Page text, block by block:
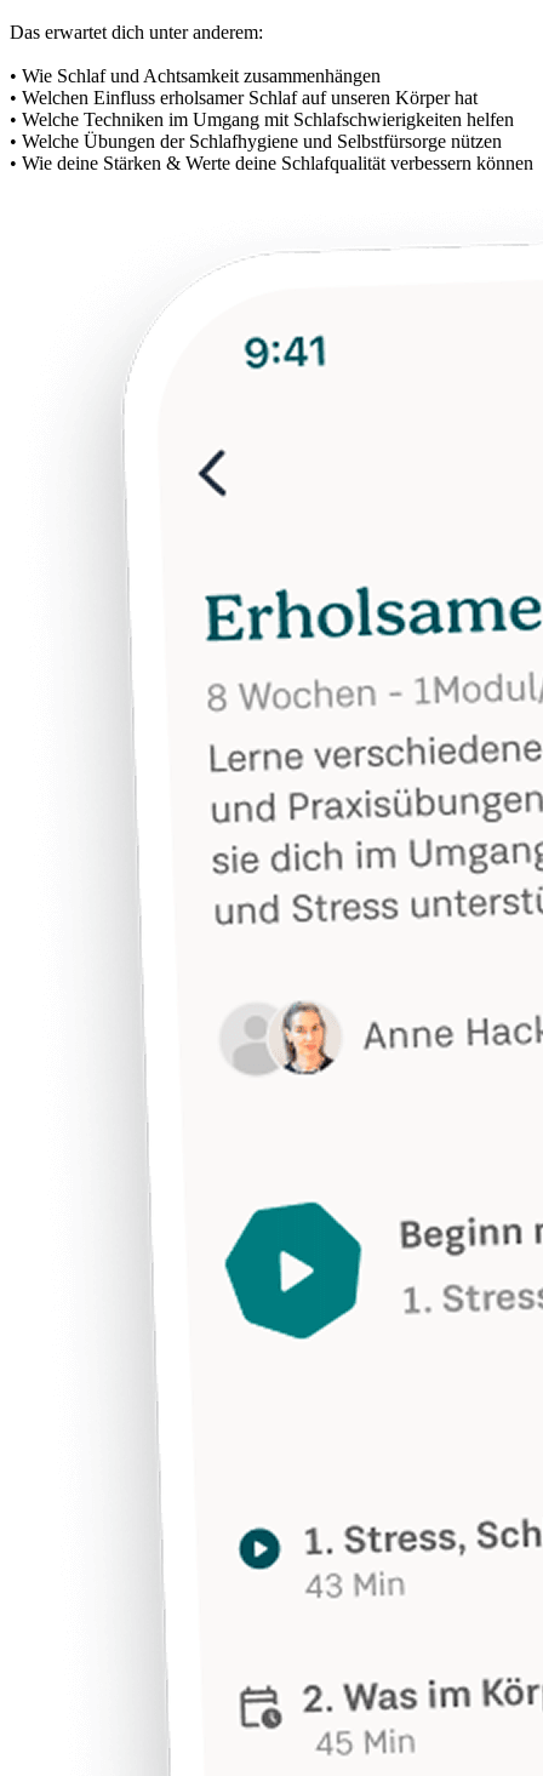
Das erwartet dich unter anderem:
• Wie Schlaf und Achtsamkeit zusammenhängen
• Welchen Einfluss erholsamer Schlaf auf unseren Körper hat
• Welche Techniken im Umgang mit Schlafschwierigkeiten helfen
• Welche Übungen der Schlafhygiene und Selbstfürsorge nützen
• Wie deine Stärken & Werte deine Schlafqualität verbessern können